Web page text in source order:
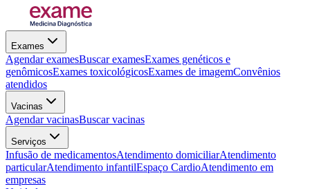
Exames
Agendar examesBuscar examesExames genéticos e
genômicosExames toxicológicosExames de imagemConvênios
atendidos
Vacinas
Agendar vacinasBuscar vacinas
Serviços
Infusão de medicamentosAtendimento domiciliarAtendimento
particularAtendimento infantilEspaço CardioAtendimento em
empresas